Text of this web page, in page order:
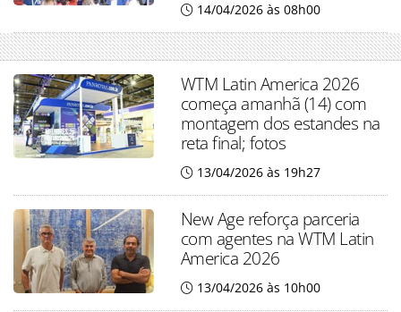
14/04/2026 às 08h00
WTM Latin America 2026
começa amanhã (14) com
montagem dos estandes na
reta final; fotos
13/04/2026 às 19h27
New Age reforça parceria
com agentes na WTM Latin
America 2026
13/04/2026 às 10h00